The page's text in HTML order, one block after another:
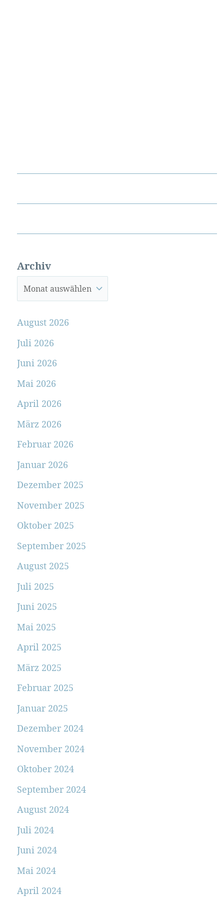
Archiv
August 2026
Juli 2026
Juni 2026
Mai 2026
April 2026
März 2026
Februar 2026
Januar 2026
Dezember 2025
November 2025
Oktober 2025
September 2025
August 2025
Juli 2025
Juni 2025
Mai 2025
April 2025
März 2025
Februar 2025
Januar 2025
Dezember 2024
November 2024
Oktober 2024
September 2024
August 2024
Juli 2024
Juni 2024
Mai 2024
April 2024